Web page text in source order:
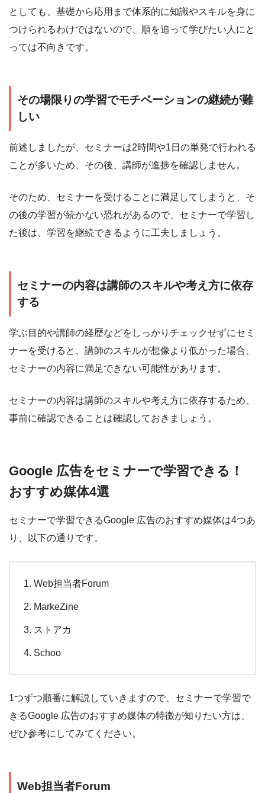
としても、基礎から応用まで体系的に知識やスキルを身に
つけられるわけではないので、順を追って学びたい人にと
っては不向きです。
その場限りの学習でモチベーションの継続が難
しい
前述しましたが、セミナーは2時間や1日の単発で行われる
ことが多いため、その後、講師が進捗を確認しません。
そのため、セミナーを受けることに満足してしまうと、そ
の後の学習が続かない恐れがあるので、セミナーで学習し
た後は、学習を継続できるように工夫しましょう。
セミナーの内容は講師のスキルや考え方に依存
する
学ぶ目的や講師の経歴などをしっかりチェックせずにセミ
ナーを受けると、講師のスキルが想像より低かった場合、
セミナーの内容に満足できない可能性があります。
セミナーの内容は講師のスキルや考え方に依存するため、
事前に確認できることは確認しておきましょう。
Google 広告をセミナーで学習できる！
おすすめ媒体4選
セミナーで学習できるGoogle 広告のおすすめ媒体は4つあ
り、以下の通りです。
Web担当者Forum
MarkeZine
ストアカ
Schoo
1つずつ順番に解説していきますので、セミナーで学習で
きるGoogle 広告のおすすめ媒体の特徴が知りたい方は、
ぜひ参考にしてみてください。
Web担当者Forum